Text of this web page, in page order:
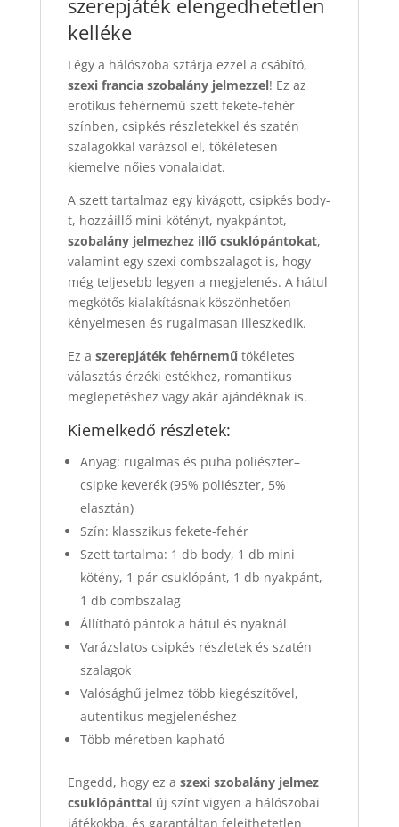
kelléke
Légy a hálószoba sztárja ezzel a csábító,
szexi francia szobalány jelmezzel! Ez az
erotikus fehérnemű szett fekete-fehér
színben, csipkés részletekkel és szatén
szalagokkal varázsol el, tökéletesen
kiemelve nőies vonalaidat.
A szett tartalmaz egy kivágott, csipkés body-
t, hozzáillő mini kötényt, nyakpántot,
szobalány jelmezhez illő csuklópántokat,
valamint egy szexi combszalagot is, hogy
még teljesebb legyen a megjelenés. A hátul
megkötős kialakításnak köszönhetően
kényelmesen és rugalmasan illeszkedik.
Ez a szerepjáték fehérneműtökéletes
választás érzéki estékhez, romantikus
meglepetéshez vagy akár ajándéknak is.
Kiemelkedő részletek:
Anyag: rugalmas és puha poliészter–
csipke keverék (95% poliészter, 5%
elasztán)
Szín: klasszikus fekete-fehér
Szett tartalma: 1 db body, 1 db mini
kötény, 1 pár csuklópánt, 1 db nyakpánt,
1 db combszalag
Állítható pántok a hátul és nyaknál
Varázslatos csipkés részletek és szatén
szalagok
Valósághű jelmez több kiegészítővel,
autentikus megjelenéshez
Több méretben kapható
Engedd, hogy ez a szexi szobalány jelmez
csuklópánttalúj színt vigyen a hálószobai
játékokba, és garantáltan felejthetetlen